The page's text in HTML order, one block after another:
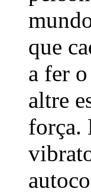
que
a fer
altre
força.